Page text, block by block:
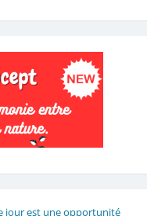
jour est une opportunité